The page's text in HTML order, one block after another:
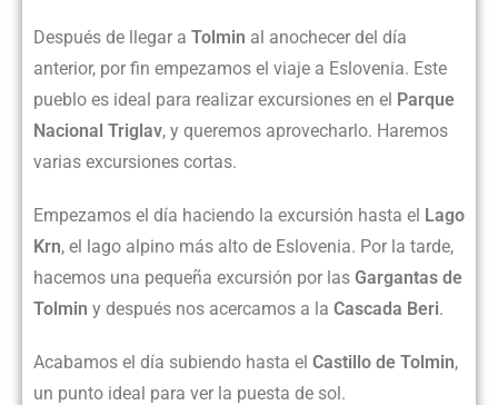
Después de llegar a Tolmin al anochecer del día
anterior, por fin empezamos el viaje a Eslovenia. Este
pueblo es ideal para realizar excursiones en el Parque
Nacional Triglav, y queremos aprovecharlo. Haremos
varias excursiones cortas.
Empezamos el día haciendo la excursión hasta el Lago
Krn, el lago alpino más alto de Eslovenia. Por la tarde,
hacemos una pequeña excursión por las Gargantas de
Tolmin y después nos acercamos a la Cascada Beri.
Acabamos el día subiendo hasta el Castillo de Tolmin,
un punto ideal para ver la puesta de sol.